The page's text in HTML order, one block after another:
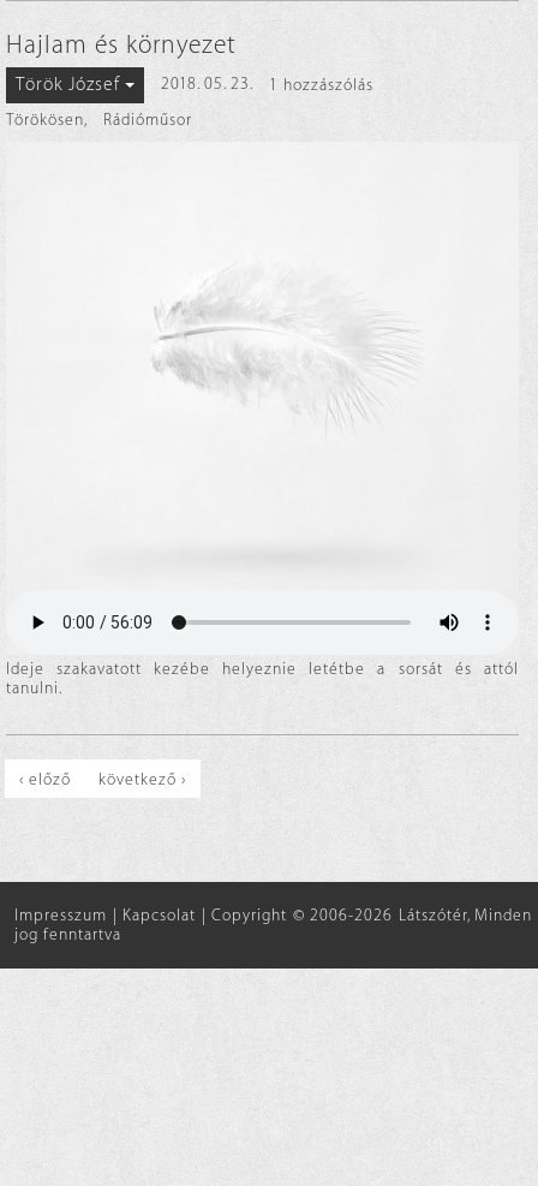
Hajlam és környezet
Török József 2018. 05. 23.
1 hozzászólás
Törökösen, Rádióműsor
Ideje szakavatott kezébe helyeznie letétbe a sorsát és attól
tanulni.
‹ előző következő ›
Impresszum Kapcsolat
Copyright © 2006-2026 Látszótér, Minden
jog fenntartva